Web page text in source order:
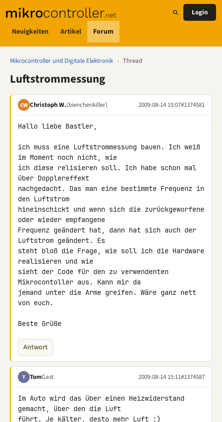
Neuigkeiten Artikel Forum
Login
Mikrocontroller und Digitale Elektronik › Thread
Luftstrommessung
CW Christoph W.(bienchenkiller) 2009-08-14 15:07#1374581
Hallo liebe Bastler,
ich muss eine Luftstrommessung bauen. Ich weiß
im Moment noch nicht, wie
ich diese relisieren soll. Ich habe schon mal
über Dopplereffekt
nachgedacht. Das man eine bestimmte Frequenz in
den Luftstrom
hineinschickt und wenn sich die zurückgeworfene
oder wieder empfangene
Frequenz geändert hat, dann hat sich auch der
Luftstrom geändert. Es
steht bloß die Frage, wie soll ich die Hardware
realisieren und wie
sieht der Code für den zu verwendenten
Mikrocontoller aus. Kann mir da
jemand unter die Arme greifen. Wäre ganz nett
von euch.
Beste Grüße
Antwort
T TomGast 2009-08-14 15:11#1374587
Im Auto wird das über einen Heizwiderstand
gemacht, über den die Luft
führt. Je kälter, desto mehr Luft :)